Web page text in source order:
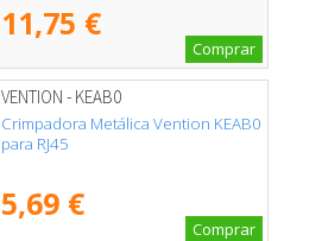
11,75 €
Comprar
VENTION - KEAB0
Crimpadora Metálica Vention KEAB0
para RJ45
5,69 €
Comprar